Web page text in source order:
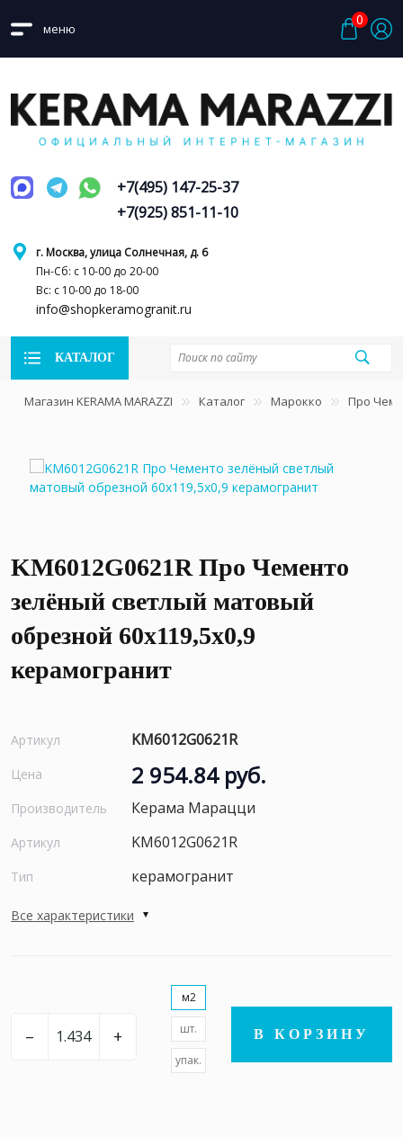
меню
0
г. Москва, улица Солнечная, д. 6
Пн-Сб: с 10-00 до 20-00
Вс: с 10-00 до 18-00
info@shopkeramogranit.ru
+7(495) 147-25-37
+7(925) 851-11-10
КАТАЛОГ
Магазин KERAMA MARAZZI Каталог Марокко Про
KM6012G0621R Про Чементо
зелёный светлый матовый
обрезной 60х119,5x0,9
керамогранит
Артикул KM6012G0621R
Цена 2 954.84 руб.
Производитель Керама Марацци
Артикул KM6012G0621R
Тип керамогранит
Все характеристики
– +
м2
шт.
упак.
В КОРЗИНУ